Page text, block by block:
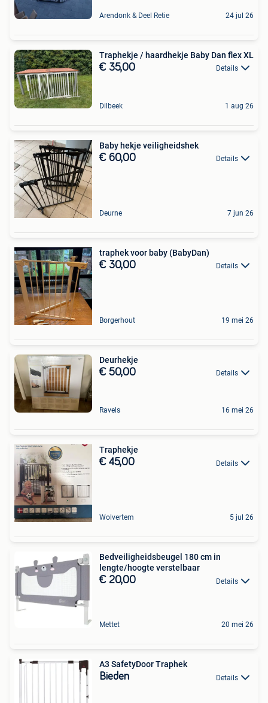
Arendonk & Deel Retie 24 jul 26
Traphekje / haardhekje Baby Dan flex XL
€ 35,00 Details
Dilbeek 1 aug 26
Baby hekje veiligheidshek
€ 60,00 Details
Deurne 7 jun 26
traphek voor baby (BabyDan)
€ 30,00 Details
Borgerhout 19 mei 26
Deurhekje
€ 50,00 Details
Ravels 16 mei 26
Traphekje
€ 45,00 Details
Wolvertem 5 jul 26
Bedveiligheidsbeugel 180 cm in
lengte/hoogte verstelbaar
€ 20,00 Details
Mettet 20 mei 26
A3 SafetyDoor Traphek
Bieden Details